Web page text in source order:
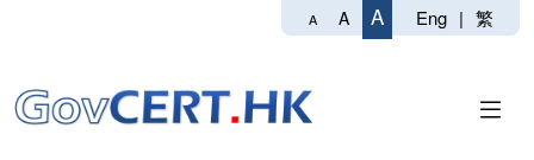
A A A Eng | 繁